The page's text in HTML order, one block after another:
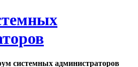
системных администраторов